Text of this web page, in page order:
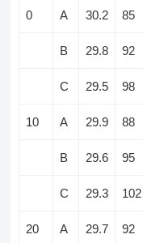
0 A 30.2 85
B 29.8 92
C 29.5 98
10 A 29.9 88
B 29.6 95
C 29.3 102
20 A 29.7 92